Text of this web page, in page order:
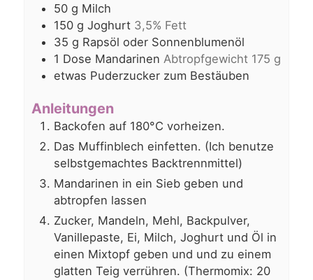
50 g Milch
150 g Joghurt 3,5% Fett
35 g Rapsöl oder Sonnenblumenöl
1 Dose Mandarinen Abtropfgewicht 175 g
etwas Puderzucker zum Bestäuben
Anleitungen
Backofen auf 180°C vorheizen.
Das Muffinblech einfetten. (Ich benutze
selbstgemachtes Backtrennmittel)
Mandarinen in ein Sieb geben und
abtropfen lassen
Zucker, Mandeln, Mehl, Backpulver,
Vanillepaste, Ei, Milch, Joghurt und Öl in
einen Mixtopf geben und und zu einem
glatten Teig verrühren. (Thermomix: 20